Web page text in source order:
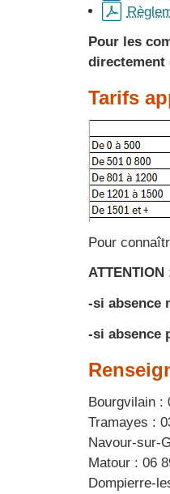
Pour les
directement
Tarifs
Pour
ATTENTION
-si absence
-si absence
Bourgvilain :
Tramayes :
Navour-sur-
Matour : 06
Dompierre-